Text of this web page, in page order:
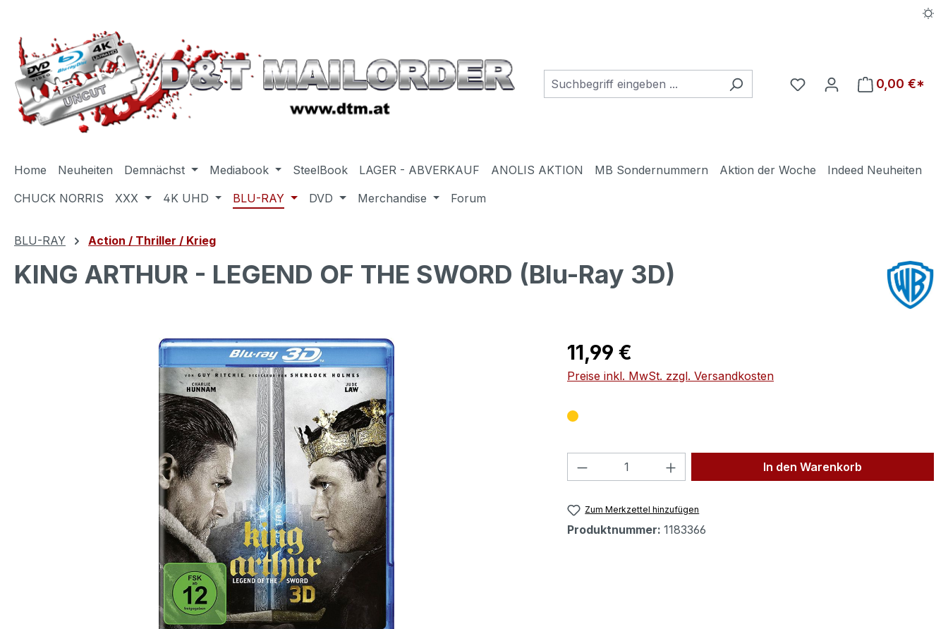
Du hast 0 Produkte auf
0,00 €*
Home Neuheiten Demnächst Mediabook SteelBook LAGER - ABVERKAUF ANOLIS AKTION MB Sondernummern Aktion der Woche
Indeed Neuheiten
CHUCK NORRIS
XXX 4K UHD BLU-RAY DVD Merchandise Forum
BLU-RAY Action / Thriller / Krieg
KING ARTHUR - LEGEND OF THE SWORD (Blu-Ray 3D)
Regulärer Preis:
11,99 €
Preise inkl. MwSt. zzgl. Versandkosten
Produkt Anzahl: Gib den gewünschten Wert
In den Warenkorb
Zum Merkzettel hinzufügen
Produktnummer: 1183366